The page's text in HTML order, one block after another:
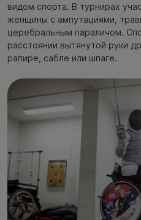
видом спорта. В турнирах
женщины с ампутациями,
церебральным параличом.
расстоянии вытянутой руки
рапире, сабле или шпаге.